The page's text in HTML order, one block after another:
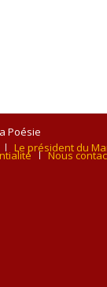
Poésie
Le président du
Nous